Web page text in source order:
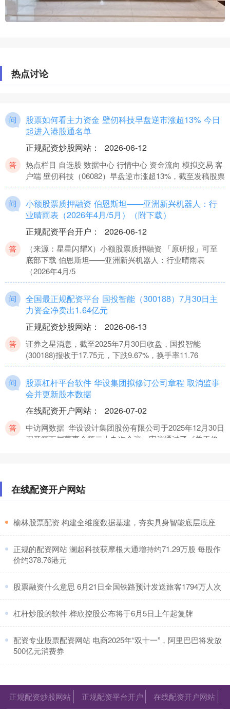
热点讨论
股票如何看主力资金 壁仞科技早盘逆市涨超13% 今日
起进入港股通名单
正规配资炒股网站 ： 2026-06-12
热点栏目 自选股 数据中心 行情中心 资金流向 模拟交易 客
户端 壁仞科技（06082）早盘逆市涨超13%，截至发稿股票
小额股票质押融资 伯恩斯坦——亚洲新兴机器人：行
业晴雨表（2026年4月/5月）（附下载）
正规配资平台开户 ： 2026-06-12
（来源：星星闪耀X）小额股票质押融资 「原研报」可至
底部下载 伯恩斯坦——亚洲新兴机器人：行业晴雨表
（2026年4月/5
全国最正规配资平台 国投智能（300188）7月30日主
力资金净卖出1.64亿元
正规配资炒股网站 ： 2026-06-13
证券之星消息，截至2025年7月30日收盘，国投智能
(300188)报收于17.75元，下跌9.67%，换手率11.76
股票杠杆平台软件 华设集团拟修订公司章程 取消监事
会并更新股本数据
在线配资开户网站 ： 2026-07-02
中访网数据 华设设计集团股份有限公司于2025年12月30日
召开第五届董事会第二十九次会议，审议通过了《关于修
向能源危机！黄金低开博弈缺口！
周一早盘低开向下，走势比较清晰股票配资平台什么意
——盘面进行持续的高位
在线配资开户网站
​榆林股票配资 构建全维度数据基建，夯实具身智能底层底座
​正规的配资网站 澜起科技获摩根大通增持约71.29万股 每股作
价约378.76港元
​股票融资什么意思 6月21日全国铁路预计发送旅客1794万人次
​杠杆炒股的软件 桦欣控股公布将于6月5日上午起复牌
​配资专业股票配资网站 电商2025年“双十一”，阿里巴巴将发放
500亿元消费券
正规配资炒股网站 正规配资平台开户 在线配资开户网站